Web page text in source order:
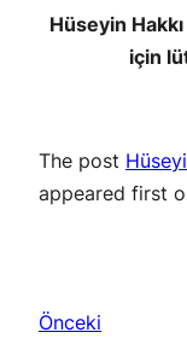
Hüseyin Hakkı
için
The post
appeared first
Önceki